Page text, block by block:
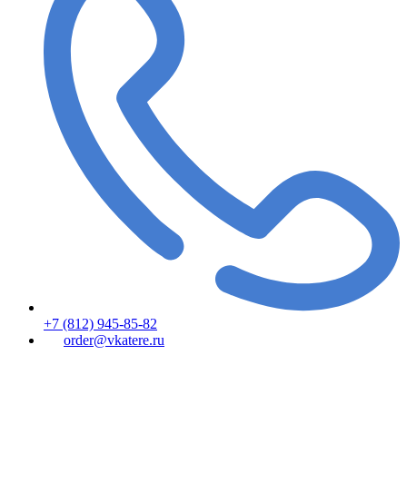
+7 (812) 945-85-82
order@vkatere.ru